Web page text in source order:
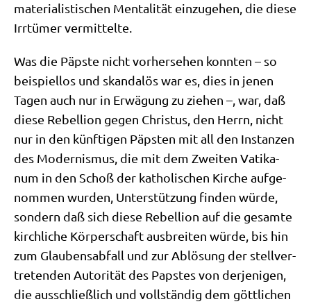
mate­ria­li­sti­schen Men­ta­li­tät ein­zu­ge­hen, die die­se
Irr­tü­mer vermittelte.
Was die Päp­ste nicht vor­her­se­hen konn­ten – so
bei­spiel­los und skan­da­lös war es, dies in jenen
Tagen auch nur in Erwä­gung zu zie­hen –, war, daß
die­se Rebel­li­on gegen Chri­stus, den Herrn, nicht
nur in den künf­ti­gen Päp­sten mit all den Instan­zen
des Moder­nis­mus, die mit dem Zwei­ten Vati­ka­
num in den Schoß der katho­li­schen Kir­che auf­ge­
nom­men wur­den, Unter­stüt­zung fin­den wür­de,
son­dern daß sich die­se Rebel­li­on auf die gesam­te
kirch­li­che Kör­per­schaft aus­brei­ten wür­de, bis hin
zum Glau­bens­ab­fall und zur Ablö­sung der stell­ver­
tre­ten­den Auto­ri­tät des Pap­stes von der­je­ni­gen,
die aus­schließ­lich und voll­stän­dig dem gött­li­chen